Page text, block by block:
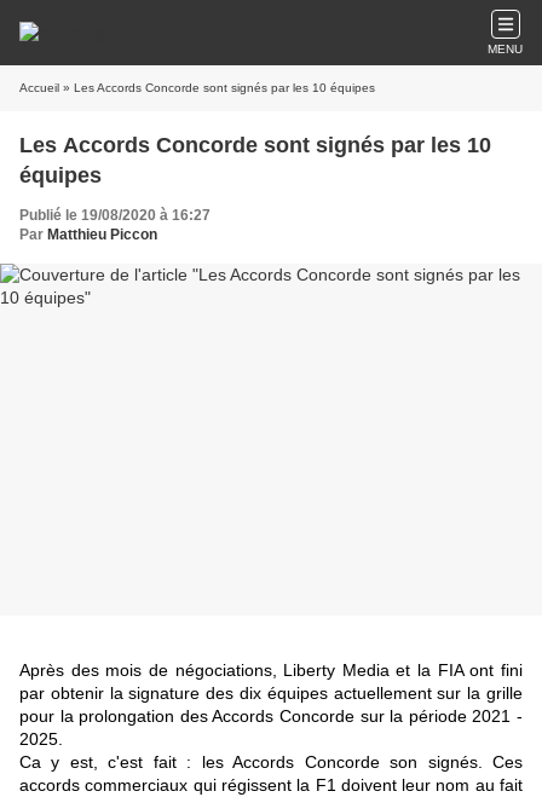
MENU
Accueil » Les Accords Concorde sont signés par les 10 équipes
Les Accords Concorde sont signés par les 10
équipes
Publié le 19/08/2020 à 16:27
Par Matthieu Piccon
Après des mois de négociations, Liberty Media et la FIA ont fini
par obtenir la signature des dix équipes actuellement sur la grille
pour la prolongation des Accords Concorde sur la période 2021 -
2025.
Ca y est, c'est fait : les Accords Concorde son signés. Ces
accords commerciaux qui régissent la F1 doivent leur nom au fait